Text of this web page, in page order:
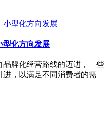
型化方向发展
品牌化经营路线的迈进，一些
进，以满足不同消费者的需